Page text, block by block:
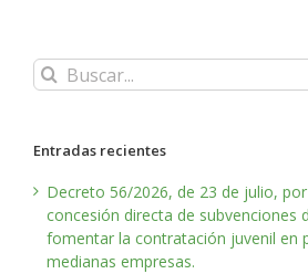
Buscar:
Entradas recientes
Decreto 56/2026, de 23 de julio,
concesión directa de subvenciones
fomentar la contratación juvenil en
medianas empresas.